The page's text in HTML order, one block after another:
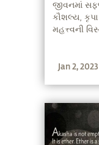
જીવનમાં
કૌશલ્ય,
મહત્ત્વની
Jan 2, 2023